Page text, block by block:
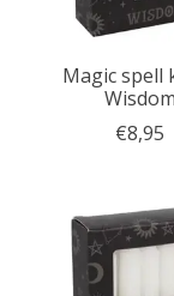
Magic spell
Wisdom
€8,95